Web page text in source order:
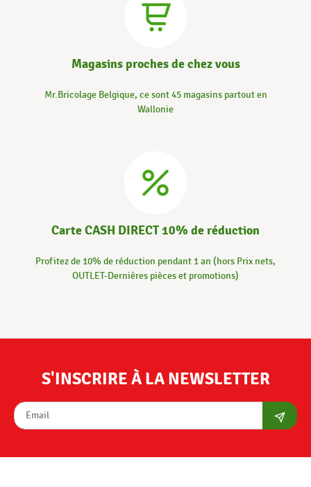
Magasins proches de chez vous
Mr.Bricolage Belgique, ce sont 45 magasins partout en
Wallonie
Carte CASH DIRECT 10% de réduction
Profitez de 10% de réduction pendant 1 an (hors Prix nets,
OUTLET-Dernières pièces et promotions)
S'INSCRIRE À LA NEWSLETTER